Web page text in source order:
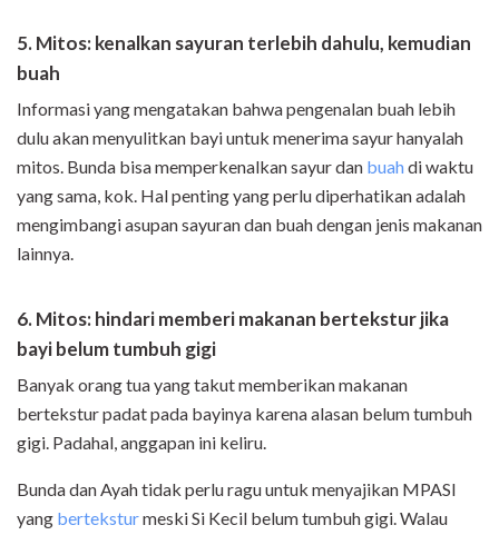
5. Mitos: kenalkan sayuran terlebih dahulu, kemudian
buah
Informasi yang mengatakan bahwa pengenalan buah lebih
dulu akan menyulitkan bayi untuk menerima sayur hanyalah
mitos. Bunda bisa memperkenalkan sayur dan buahdi waktu
yang sama, kok. Hal penting yang perlu diperhatikan adalah
mengimbangi asupan sayuran dan buah dengan jenis makanan
lainnya.
6. Mitos: hindari memberi makanan bertekstur jika
bayi belum tumbuh gigi
Banyak orang tua yang takut memberikan makanan
bertekstur padat pada bayinya karena alasan belum tumbuh
gigi. Padahal, anggapan ini keliru.
Bunda dan Ayah tidak perlu ragu untuk menyajikan MPASI
yang berteksturmeski Si Kecil belum tumbuh gigi. Walau